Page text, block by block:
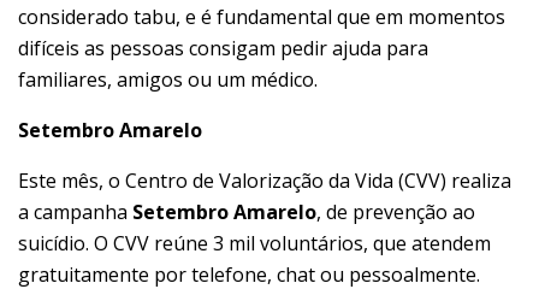
considerado tabu, e é fundamental que em momentos
difíceis as pessoas consigam pedir ajuda para
familiares, amigos ou um médico.
Setembro Amarelo
Este mês, o Centro de Valorização da Vida (CVV) realiza
a campanha Setembro Amarelo, de prevenção ao
suicídio. O CVV reúne 3 mil voluntários, que atendem
gratuitamente por telefone, chat ou pessoalmente.